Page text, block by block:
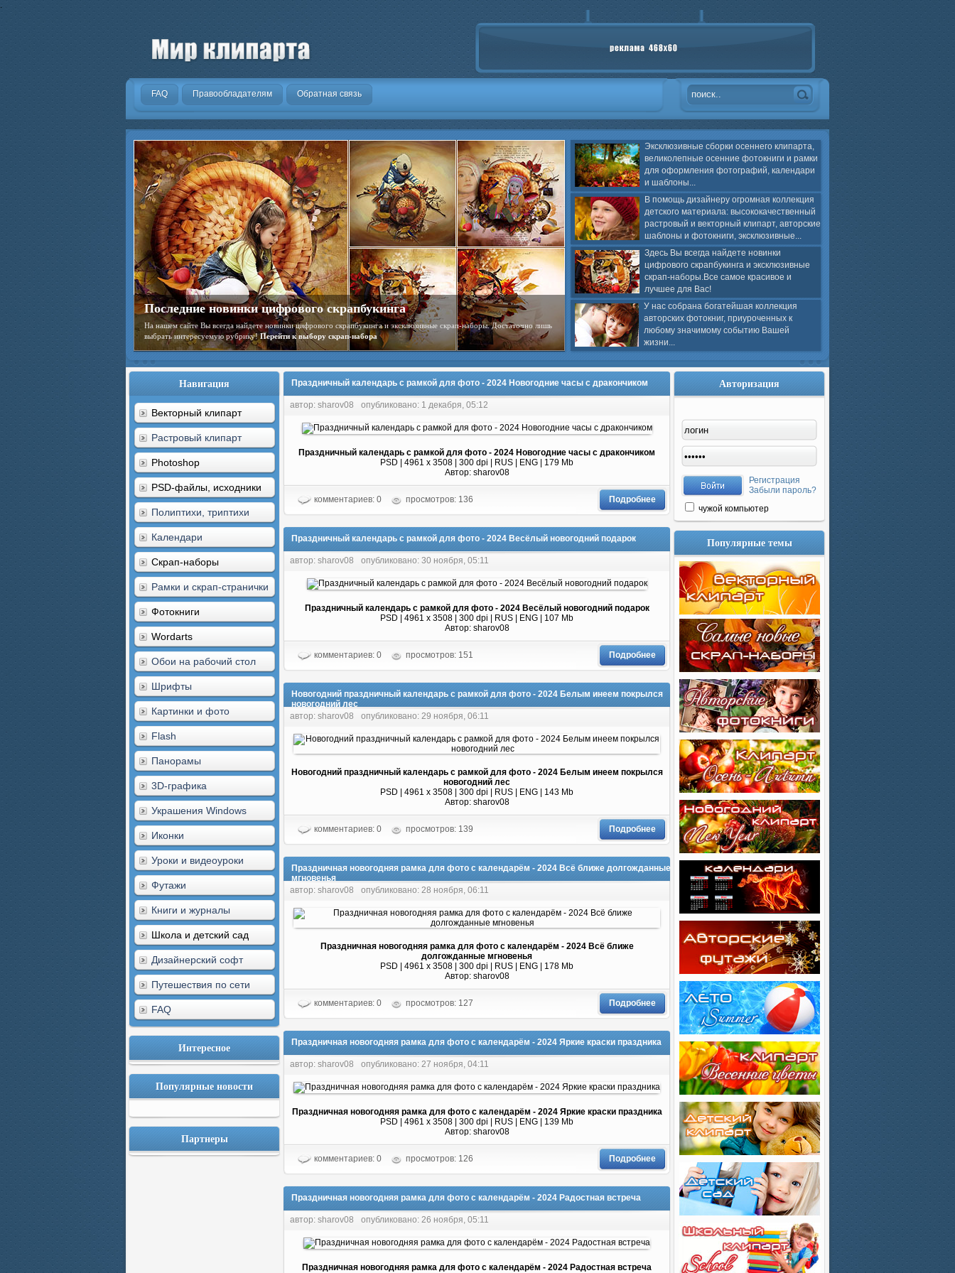
.
FAQ Правообладателям Обратная связь
Эксклюзивные сборки осеннего клипарта,
великолепные осенние фотокниги и рамки
для оформления фотографий, календари
и шаблоны...
В помощь дизайнеру огромная коллекция
детского материала: высококачественный
растровый и векторный клипарт, авторские
шаблоны и фотокниги, эксклюзивные...
Здесь Вы всегда найдете новинки
цифрового скрапбукинга и эксклюзивные
скрап-наборы.Все самое красивое и
лучшее для Вас!
У нас собрана богатейшая коллекция
авторских фотокниг, приуроченных к
любому значимому событию Вашей
жизни...
Последние новинки цифрового скрапбукинга
На нашем сайте Вы всегда найдете новинки цифрового скрапбукинга и эксклюзивные скрап-наборы. Достаточно лишь
выбрать интересуемую рубрику!Перейти к выбору скрап-набора
Навигация
Векторный клипарт
Растровый клипарт
Photoshop
PSD-файлы, исходники
Полиптихи, триптихи
Календари
Скрап-наборы
Рамки и скрап-странички
Фотокниги
Wordarts
Обои на рабочий стол
Шрифты
Картинки и фото
Flash
Панорамы
3D-графика
Украшения Windows
Иконки
Уроки и видеоуроки
Футажи
Книги и журналы
Школа и детский сад
Дизайнерский софт
Путешествия по сети
FAQ
Интересное
Популярные новости
Партнеры
Праздничный календарь с рамкой для фото - 2024 Новогодние часы с дракончиком
автор: sharov08 опубликовано: 1 декабря, 05:12
Праздничный календарь с рамкой для фото - 2024 Новогодние часы с дракончиком
PSD | 4961 х 3508 | 300 dpi | RUS | ENG | 179 Mb
Автор: sharov08
комментариев: 0 просмотров: 136 Подробнее
Праздничный календарь с рамкой для фото - 2024 Весёлый новогодний подарок
автор: sharov08 опубликовано: 30 ноября, 05:11
Праздничный календарь с рамкой для фото - 2024 Весёлый новогодний подарок
PSD | 4961 х 3508 | 300 dpi | RUS | ENG | 107 Mb
Автор: sharov08
комментариев: 0 просмотров: 151 Подробнее
Новогодний праздничный календарь с рамкой для фото - 2024 Белым инеем покрылся
новогодний лес
автор: sharov08
опубликовано: 29 ноября, 06:11
Новогодний праздничный календарь с рамкой для фото - 2024 Белым инеем покрылся
новогодний лес
PSD | 4961 х 3508 | 300 dpi | RUS | ENG | 143 Mb
Автор: sharov08
комментариев: 0 просмотров: 139 Подробнее
Праздничная новогодняя рамка для фото с календарём - 2024 Всё ближе долгожданные
мгновенья
автор: sharov08
опубликовано: 28 ноября, 06:11
Праздничная новогодняя рамка для фото с календарём - 2024 Всё ближе
долгожданные мгновенья
PSD | 4961 х 3508 | 300 dpi | RUS | ENG | 178 Mb
Автор: sharov08
комментариев: 0 просмотров: 127 Подробнее
Праздничная новогодняя рамка для фото с календарём - 2024 Яркие краски праздника
автор: sharov08 опубликовано: 27 ноября, 04:11
Праздничная новогодняя рамка для фото с календарём - 2024 Яркие краски праздника
PSD | 4961 х 3508 | 300 dpi | RUS | ENG | 139 Mb
Автор: sharov08
комментариев: 0 просмотров: 126 Подробнее
Праздничная новогодняя рамка для фото с календарём - 2024 Радостная встреча
автор: sharov08 опубликовано: 26 ноября, 05:11
Праздничная новогодняя рамка для фото с календарём - 2024 Радостная встреча
Авторизация
Регистрация
Забыли пароль?
чужой компьютер
Популярные темы